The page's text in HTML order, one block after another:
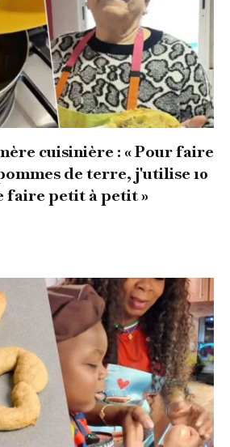
cuisinière : « Pour faire
de terre, j'utilise 10
faire petit à petit »